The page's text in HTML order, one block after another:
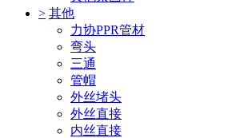
> 其他
力协PPR管材
弯头
三通
管帽
外丝堵头
外丝直接
内丝直接